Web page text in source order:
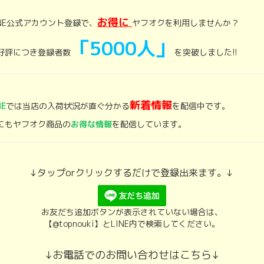
公式アカウント登録で、 お得に ヤフオクを利用しませんか？
評につき登録者数 「5000人」 を突破しました!!
では当店の入荷状況が直ぐ分かる新着情報を配信中です。
もヤフオク商品のお得な情報を配信しています。
↓タップorクリックするだけで登録出来ます。↓
お友だち追加ボタンが表示されていない場合は、
【@topnouki】とLINE内で検索してください。
↓お電話でのお問い合わせはこちら↓